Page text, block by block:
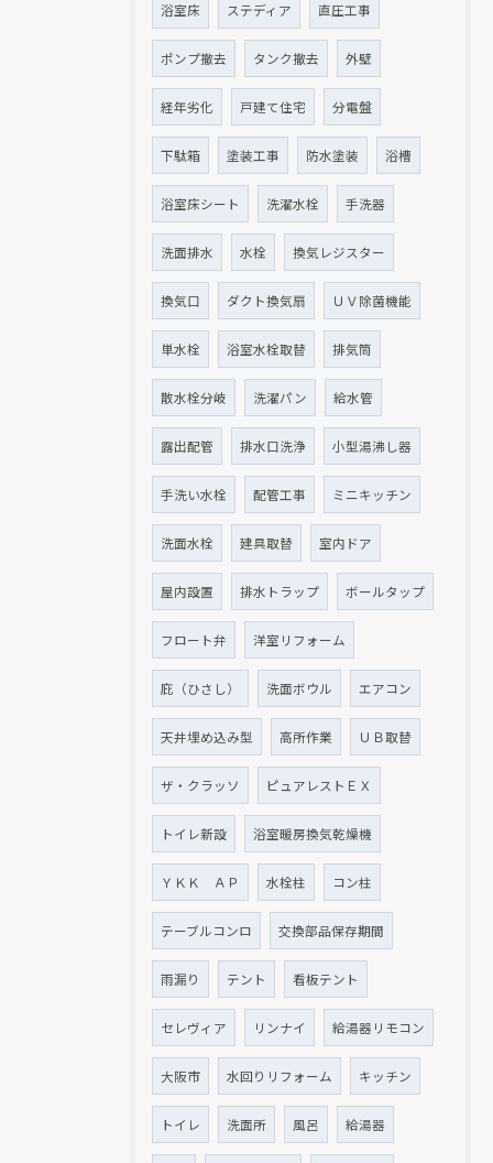
浴室床 ステディア 直圧工事
ポンプ撤去 タンク撤去 外壁
経年劣化 戸建て住宅 分電盤
下駄箱 塗装工事 防水塗装 浴槽
浴室床シート 洗濯水栓 手洗器
洗面排水 水栓 換気レジスター
換気口 ダクト換気扇 ＵＶ除菌機能
単水栓 浴室水栓取替 排気筒
散水栓分岐 洗濯パン 給水管
露出配管 排水口洗浄 小型湯沸し器
手洗い水栓 配管工事 ミニキッチン
洗面水栓 建具取替 室内ドア
屋内設置 排水トラップ ボールタップ
フロート弁 洋室リフォーム
庇（ひさし） 洗面ボウル エアコン
天井埋め込み型 高所作業 ＵＢ取替
ザ・クラッソ ピュアレストＥＸ
トイレ新設 浴室暖房換気乾燥機
ＹＫＫ ＡＰ 水栓柱 コン柱
テーブルコンロ 交換部品保存期間
雨漏り テント 看板テント
セレヴィア リンナイ 給湯器リモコン
大阪市 水回りリフォーム キッチン
トイレ 洗面所 風呂 給湯器